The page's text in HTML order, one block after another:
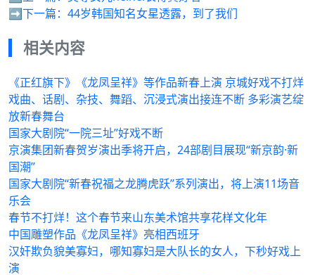
➡️下一篇： 44岁韩国知名女星透露，到了我们
相关内容
《正红旗下》《龙凤呈祥》等作品新春上演 京城好戏不打烊
戏曲、话剧、杂技、舞蹈、沉浸式演出接连不断 多彩演艺绽
放新春舞台
国家大剧院“一院三址”好戏不断
京演集团新春贺岁演出季将开启，24部剧目展现“新京韵·新
国潮”
国家大剧院“新春祝福之龙腾虎跃”系列演出，将上演11场音
乐会
春节不打烊！这个春节来山东美术馆共享花样文化年
中国雕塑作品《龙凤呈祥》亮相西班牙
汉奸欺负貌美寡妇，哪知寡妇是大队长的女人，下秒好戏上
演